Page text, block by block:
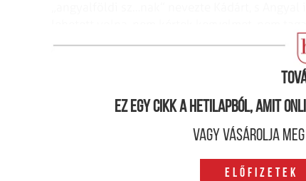
Szabadok maradtak.(A szerző történész.)
Ez egy cikk a hetilapból, amit
Vagy vásárolja
Előfizetek